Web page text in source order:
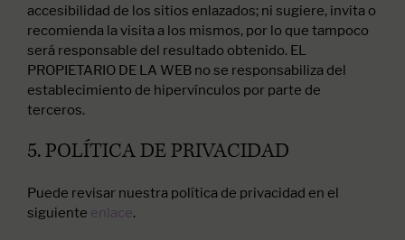
accesibilidad de los sitios enlazados; ni sugiere, invita o
recomienda la visita a los mismos, por lo que tampoco
será responsable del resultado obtenido. EL
PROPIETARIO DE LA WEB no se responsabiliza del
establecimiento de hipervínculos por parte de
terceros.
5. POLÍTICA DE PRIVACIDAD
Puede revisar nuestra política de privacidad en el
siguiente enlace.